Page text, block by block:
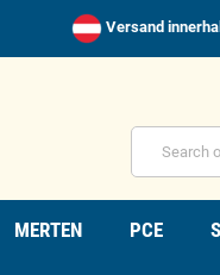
Versand
MERTEN PCE